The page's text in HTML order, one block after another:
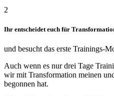
2
Ihr entscheidet euch für
und besucht das erste Trainings-
Auch wenn es nur drei Tage
wir mit Transformation meinen
begonnen hat.